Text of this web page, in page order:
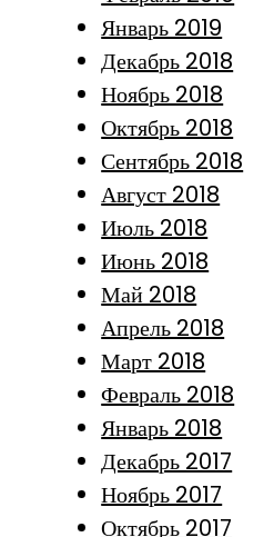
Январь 2019
Декабрь 2018
Ноябрь 2018
Октябрь 2018
Сентябрь 2018
Август 2018
Июль 2018
Июнь 2018
Май 2018
Апрель 2018
Март 2018
Февраль 2018
Январь 2018
Декабрь 2017
Ноябрь 2017
Октябрь 2017